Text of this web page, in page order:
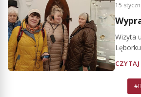
15
Wizyta